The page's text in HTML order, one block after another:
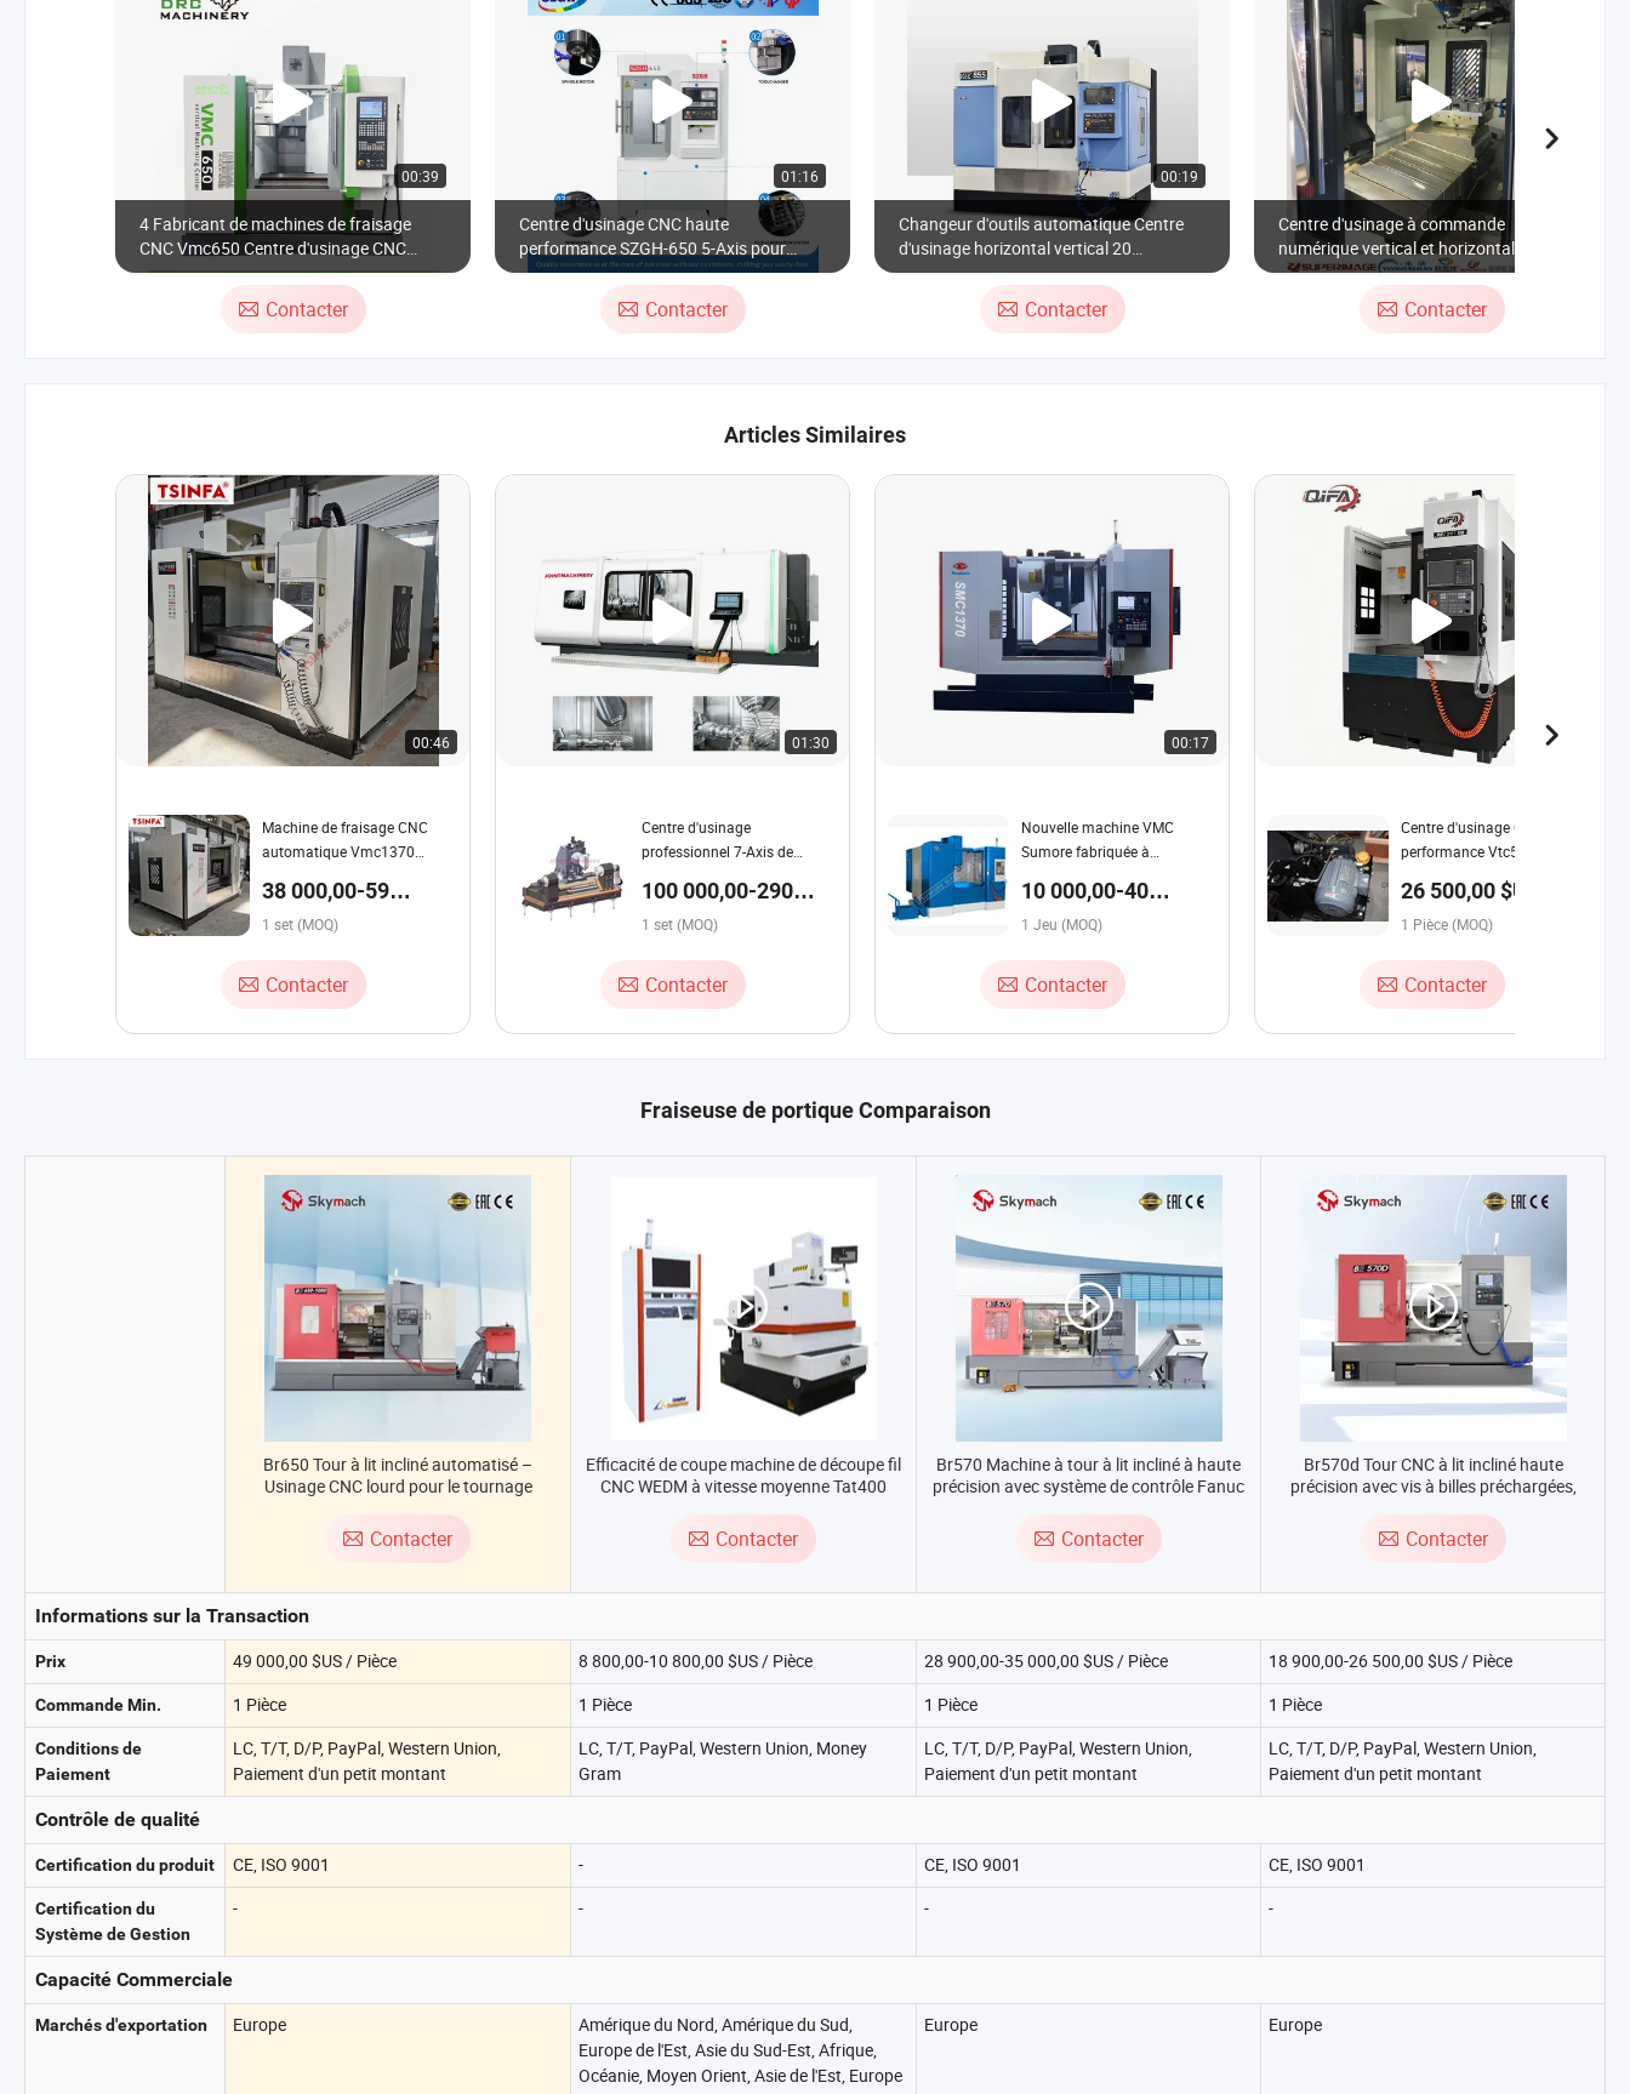
00:39
4 Fabricant de machines de fraisage
CNC Vmc650 Centre d'usinage CNC
vertical
Contacter
01:16
Centre d'usinage CNC haute
performance SZGH-650 5-Axis pour
précision
Contacter
00:19
Changeur d'outils automatique Centre
d'usinage horizontal vertical 20
Magazine de station
Contacter
Centre d'usinage à commande
numérique vertical et horizontal à double
broche / outil de machine à commande
numérique / centre d'usinage à
commande numériqueContacter
Articles Similaires
00:46
Machine de fraisage CNC
automatique Vmc1370
vertical haute précision
38 000,00-59
000,00 $US / set
1 set (MOQ)
Contacter
01:30
Centre d'usinage
professionnel 7-Axis de
avec 5-Axis liaison
100 000,00-290
000,00 $US / set
1 set (MOQ)
Contacter
00:17
Nouvelle machine VMC
Sumore fabriquée à
d'usinage vertical CNC avec
CE
10 000,00-40
000,00 $US / Jeu
1 Jeu (MOQ)
Contacter
00:17
Centre d'usinage CNC haute
performance Vtc500 pour
26 500,00 $US /
Pièce
1 Pièce (MOQ)
Contacter
Fraiseuse de portique Comparaison
Br650 Tour à lit incliné automatisé –
Usinage CNC lourd pour le tournage
Contacter
Efficacité de coupe machine de découpe fil
CNC WEDM à vitesse moyenne Tat400
Contacter
Br570 Machine à tour à lit incliné à haute
précision avec système de contrôle Fanuc
Contacter
Br570d Tour CNC à lit incliné haute
précision avec vis à billes préchargées,
finissage de composants ronds de moules
et matrices
Contacter
Informations sur la Transaction
Prix 49 000,00 $US / Pièce 8 800,00-10 800,00 $US / Pièce 28 900,00-35 000,00 $US / Pièce 18 900,00-26 500,00 $US / Pièce
Commande Min. 1 Pièce 1 Pièce 1 Pièce 1 Pièce
Conditions de
Paiement
LC, T/T, D/P, PayPal, Western Union,
Paiement d'un petit montant
LC, T/T, PayPal, Western Union, Money
Gram
LC, T/T, D/P, PayPal, Western Union,
Paiement d'un petit montant
LC, T/T, D/P, PayPal, Western Union,
Paiement d'un petit montant
Contrôle de qualité
Certification du produit CE, ISO 9001 - CE, ISO 9001 CE, ISO 9001
Certification du
Système de Gestion
- - - -
Capacité Commerciale
Marchés d'exportation Europe
Amérique du Nord, Amérique du Sud,
Europe de l'Est, Asie du Sud-Est, Afrique,
Océanie, Moyen Orient, Asie de l'Est, Europe
Europe Europe